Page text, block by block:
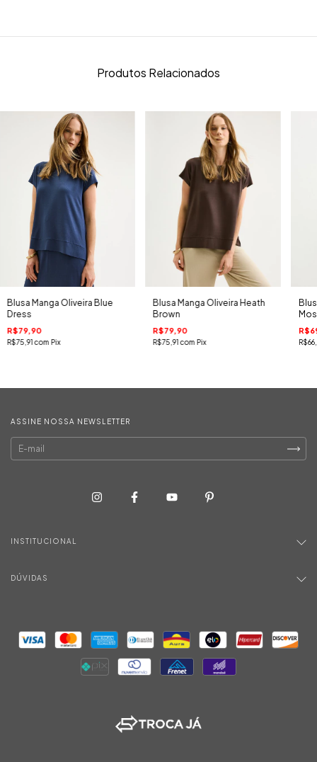
Produtos Relacionados
Blusa Manga Oliveira Blue
Dress
R$79,90
R$75,91com Pix
Blusa Manga Oliveira Heath
Brown
R$79,90
R$75,91com Pix
ASSINE NOSSA NEWSLETTER
INSTITUCIONAL
DÚVIDAS